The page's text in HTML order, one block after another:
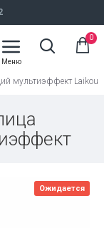
0
мультиэффект Laikou
Ожидается